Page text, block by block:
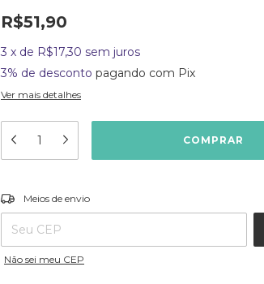
R$51,90
3 x de R$17,30 sem juros
3% de desconto pagando com Pix
Ver mais detalhes
Entregas para o CEP:
Meios de envio
Não sei meu CEP